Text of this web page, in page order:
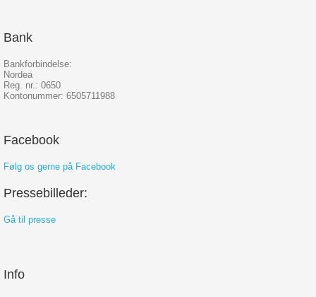
Bank
Bankforbindelse:
Nordea
Reg. nr.: 0650
Kontonummer: 6505711988
Facebook
Følg os gerne på Facebook
Pressebilleder:
Gå til presse
Info